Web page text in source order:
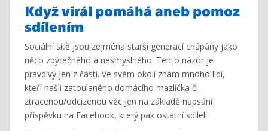
Když virál pomáhá aneb pomoz
sdílením
Sociální sítě jsou zejména starší generací chápány jako
něco zbytečného a nesmyslného. Tento názor je
pravdivý jen z části. Ve svém okolí znám mnoho lidí,
kteří našli zatoulaného domácího mazlíčka či
ztracenou/odcizenou věc jen na základě napsání
příspěvku na Facebook, který pak ostatní sdíleli.